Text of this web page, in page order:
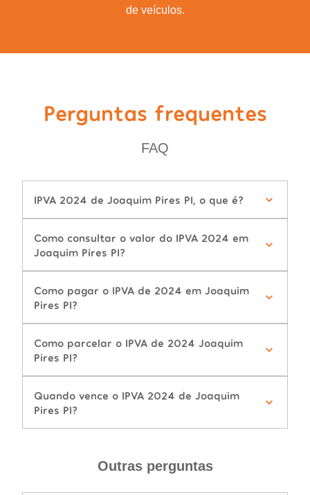
de veículos.
Perguntas frequentes
FAQ
IPVA 2024 de Joaquim Pires PI, o que é?
Como consultar o valor do IPVA 2024 em
Joaquim Pires PI?
Como pagar o IPVA de 2024 em Joaquim
Pires PI?
Como parcelar o IPVA de 2024 Joaquim
Pires PI?
Quando vence o IPVA 2024 de Joaquim
Pires PI?
Outras perguntas